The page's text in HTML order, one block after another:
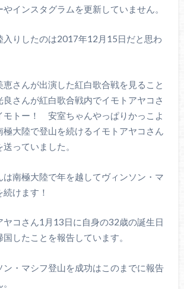
インスタグラムを更新していません。
入りしたのは2017年12月15日だと思わ
恵さんが出演した紅白歌合戦を見ること
良さんが紅白歌合戦内でイモトアヤコさ
モトー！ 安室ちゃんやっぱりかっこよ
極大陸で登山を続けるイモトアヤコさん
っていました。
は南極大陸で年を越してヴィンソン・マ
けます！
ヤコさん1月13日に自身の32歳の誕生日
したことを報告しています。
ン・マシフ登山を成功はこのまでに報告